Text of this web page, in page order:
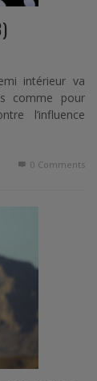
intérieur va
comme pour
l’influence
0 Comments